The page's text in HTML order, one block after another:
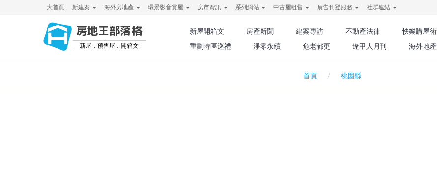
大首頁 新建案 海外房地產 環景影音賞屋 房市資訊 系列網站 中古屋租售 廣告刊登服務 社群連結
房地王部落格
新屋．預售屋．開箱文
新屋開箱文 房產新聞 建案專訪 不動產法律 快樂購屋術
重劃特區巡禮
淨零永續 危老都更 逢甲人月刊 海外地產
首頁 桃園縣